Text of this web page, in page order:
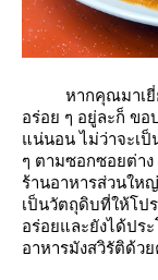
หากคุณมาเยี่ยม
อร่อย ๆ อยู่ละก็ ข
น่นอน ไม่ว่าจะเป็
ๆ ตามซอกซอยต่า
ร้านอาหารส่วนให
เป็นวัตถุดิบที่ให้โป
อร่อยและยังได้ปร
อาหารมังสวิรัติด้วย